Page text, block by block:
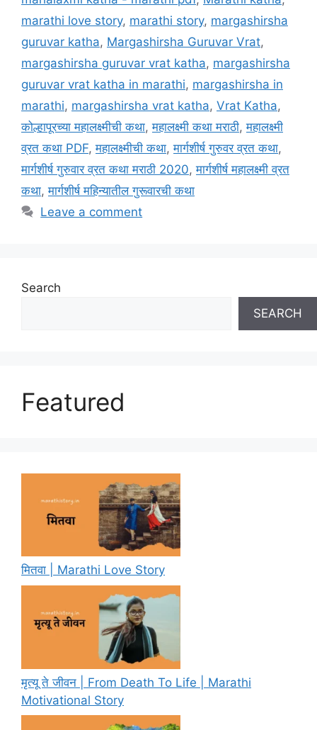
marathi love story, marathi story, margashirsha
guruvar katha, Margashirsha Guruvar Vrat,
margashirsha guruvar vrat katha, margashirsha
guruvar vrat katha in marathi, margashirsha in
marathi, margashirsha vrat katha, Vrat Katha,
कोल्हापूरच्या महालक्ष्मीची कथा,महालक्ष्मी कथा मराठी,महालक्ष्मी
व्रत कथा PDF,महालक्ष्मीची कथा,मार्गशीर्ष गुरुवर व्रत कथा,
मार्गशीर्ष गुरुवार व्रत कथा मराठी 2020,मार्गशीर्ष महालक्ष्मी व्रत
कथा,मार्गशीर्ष महिन्यातील गुरूवारची कथा
Leave a comment
Search
SEARCH
Featured
मितवा | Marathi Love Story
मृत्यू ते जीवन | From Death To Life | Marathi
Motivational Story